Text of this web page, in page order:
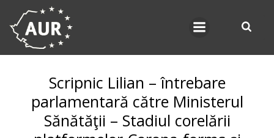
Scripnic Lilian – întrebare
parlamentară către Ministerul
Sănătăţii – Stadiul corelării